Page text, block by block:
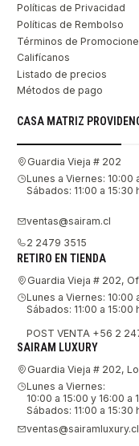
Políticas de Privacidad
Políticas de Rembolso
Términos de
Califícanos
Listado de precios
Métodos de pago
CASA MATRIZ
Guardia Vieja # 202
Lunes a Viernes: 10:00
Sábados: 11:00 a 15:30
ventas@sairam.cl
2 2479 3515
RETIRO EN TIENDA
Guardia Vieja # 202,
Lunes a Viernes: 10:00
Sábados: 11:00 a 15:00
POST VENTA +56 2
SAIRAM LUXURY
Guardia Vieja # 202,
Lunes a Viernes:
10:00 a 15:00 y 16:00 a
Sábados: 11:00 a 15:30
ventas@sairamluxury.cl